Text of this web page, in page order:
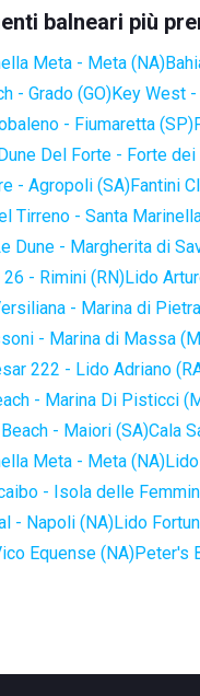
balneari più
Meta - Meta (NA)
- Grado (GO)Key West -
- Fiumaretta (SP)
Del Forte - Forte
- Agropoli (SA)Fantini
Tirreno - Santa
Dune - Margherita di
- Rimini (RN)Lido
- Marina di
- Marina di Massa
222 - Lido Adriano
- Marina Di Pisticci
- Maiori (SA)Cala
Meta - Meta (NA)
- Isola delle
- Napoli (NA)Lido
Equense (NA)Peter's